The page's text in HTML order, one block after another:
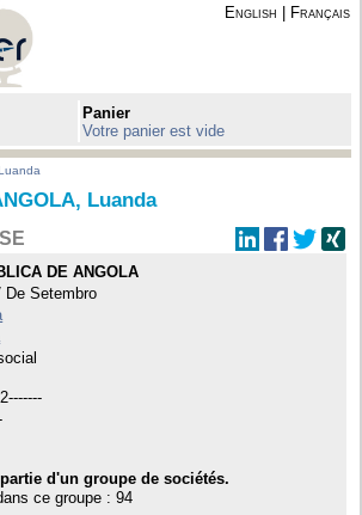
English Français
Panier
Votre panier est vide
Luanda
DE ANGOLA
De Setembro
d'un groupe de sociétés.
ce groupe : 94